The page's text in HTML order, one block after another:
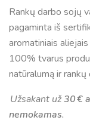
Rankų darbo sojų
pagaminta iš
aromatiniais
100% tvarus
natūralumą ir rankų
Užsakant už30 €
nemokamas.